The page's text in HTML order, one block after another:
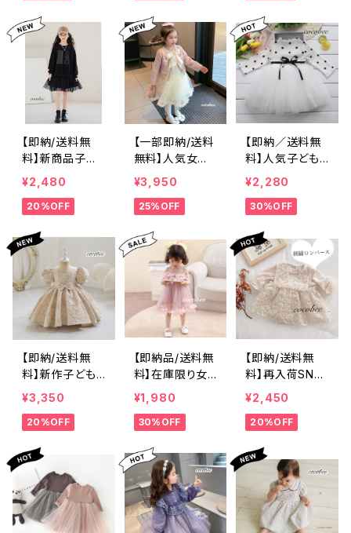
ワンピースジャ
ケット子どもス
ーツ小学生 おし
ゃれ 令和7年 年
長 新一年生 制
服 長袖 受験 面
接 フォーマル 小
学校 結婚式 1
10 120 130 140
ee
卒業式入園式卒
園式女の子フォ
ーマルスーツピ
アノ発表会セッ
トアップこどもス
ーツ キッズス
ーツツイードジ
ャケットブラック
ワンピースこど
ットセットアップ
セレモニー10011
0160cm
ーツセットアップ
入学式 子供服
女 女の子 卒園
式 小学生ワンピ
新一年生 制服
長袖 受験 面接
フォーマル 小学
校 結婚式 110
0160㎝
【即納/送料無
料】新商品子供
ワンピースブラッ
ク色子供トップ
ススカート付き
海外子供服
¥2,480
20%OFF
【一部即納/送料
無料】人気女の
子フォーマルス
ーツセットアップ
ジャケットワンピ
式入学式 子供
服 女 女の子 卒
園式 小学生 お
しゃれ 年長 新
一年生 制服 長
袖ワンピース 受
験 面接 フォー
マル 小学校 結
婚式809010011
ocobee
¥3,950
25%OFF
【即納／送料無
料】人気子どもド
レスワンピース
女の子フォーマ
ルホワイトブラッ
ス好評再入荷
ドット柄 長袖
ワンピース 七
五三ドレス入園
式卒園式可愛い
ベビードレス70
8090100110㎝
¥2,280
30%OFF
【即納/送料無
料】新作子どもド
レスワンピース
袖付き子供服 ベ
ビードレス女の
生 おしゃれ 年
長 結婚式 お誕
生日 結婚式 発
表会 コンクール
パーティー お宮
¥3,350
20%OFF
【即納品/送料無
料】在庫限り女
の子ワンピース
チュールドレス
お誕生日結婚式
りふり子ども ド
レス
¥1,980
30%OFF
【即納/送料無
料】再入荷SNS
映え子供ドレス
ワンピース長袖
ドレス長袖ベビ
レス退院着セレ
モニーお食い初
め結婚式お誕生
日入園式結婚
式 6070809
¥2,450
20%OFF